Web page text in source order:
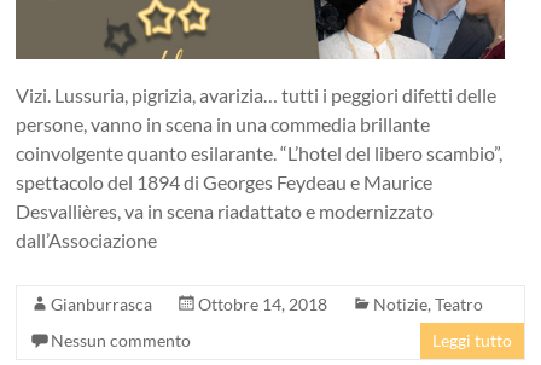
Vizi. Lussuria, pigrizia, avarizia… tutti i peggiori difetti delle
persone, vanno in scena in una commedia brillante
coinvolgente quanto esilarante. “L’hotel del libero scambio”,
spettacolo del 1894 di Georges Feydeau e Maurice
Desvallières, va in scena riadattato e modernizzato
dall’Associazione
Gianburrasca Ottobre 14, 2018 Notizie,Teatro
Nessun commento
Leggi tutto